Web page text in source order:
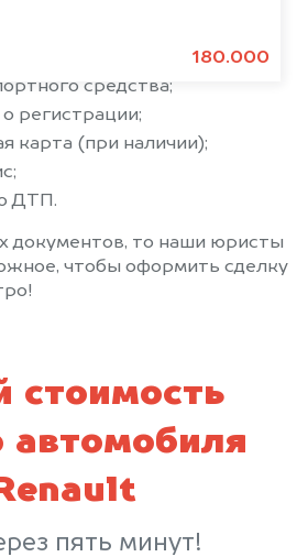
180.000
РФ;
средства;
регистрации;
карта (при наличии);
ДТП.
документов, то наши юристы
чтобы оформить сделку
стоимость
автомобиля
пять минут!